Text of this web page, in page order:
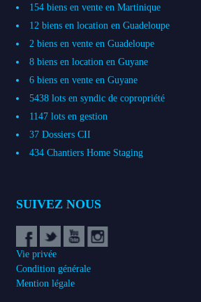
154 biens en vente en Martinique
12 biens en location en Guadeloupe
2 biens en vente en Guadeloupe
8 biens en location en Guyane
6 biens en vente en Guyane
5438 lots en syndic de copropriété
1147 lots en gestion
37 Dossiers CII
434 Chantiers Home Staging
SUIVEZ NOUS
Vie privée
Condition générale
Mention légale